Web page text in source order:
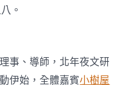
。
事、導師，北年夜文研
伊始，全體嘉賓小樹屋